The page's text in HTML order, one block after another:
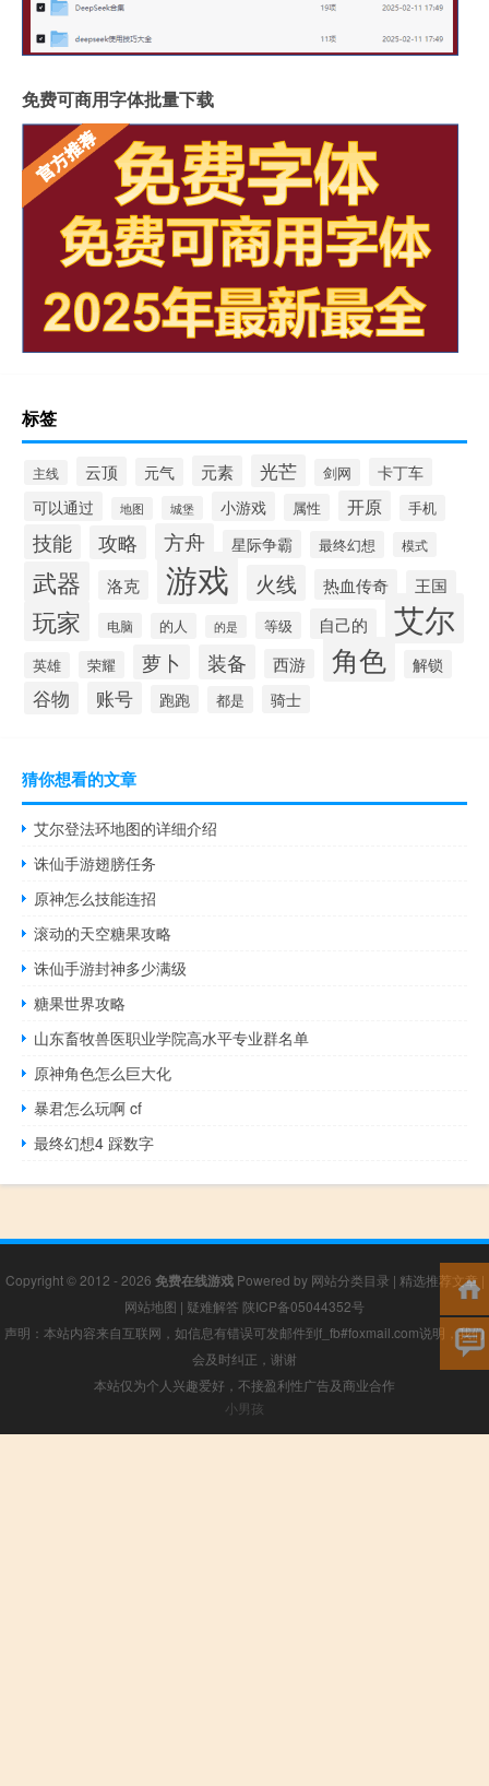
免费可商用字体批量下载
标签
主线 云顶 元气 元素 光芒 剑网 卡丁车
可以通过 地图 城堡 小游戏 属性 开原 手机
技能 攻略 方舟 星际争霸 最终幻想 模式
武器 洛克 游戏 火线 热血传奇 王国
玩家 电脑 的人 的是 等级 自己的 艾尔
英雄 荣耀 萝卜 装备 西游 角色 解锁
谷物 账号 跑跑 都是 骑士
猜你想看的文章
艾尔登法环地图的详细介绍
诛仙手游翅膀任务
原神怎么技能连招
滚动的天空糖果攻略
诛仙手游封神多少满级
糖果世界攻略
山东畜牧兽医职业学院高水平专业群名单
原神角色怎么巨大化
暴君怎么玩啊 cf
最终幻想4 踩数字
Copyright © 2012 - 2026 免费在线游戏Powered by 网站分类目录 | 精选推荐文章 |
网站地图 | 疑难解答 陕ICP备05044352号
声明：本站内容来自互联网，如信息有错误可发邮件到f_fb#foxmail.com说明，我们
会及时纠正，谢谢
本站仅为个人兴趣爱好，不接盈利性广告及商业合作
小男孩